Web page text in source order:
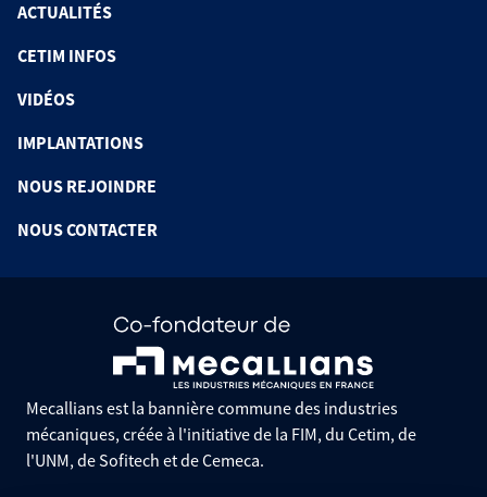
ACTUALITÉS
CETIM INFOS
VIDÉOS
IMPLANTATIONS
NOUS REJOINDRE
NOUS CONTACTER
Mecallians est la bannière commune des industries
mécaniques, créée à l'initiative de la FIM, du Cetim, de
l'UNM, de Sofitech et de Cemeca.